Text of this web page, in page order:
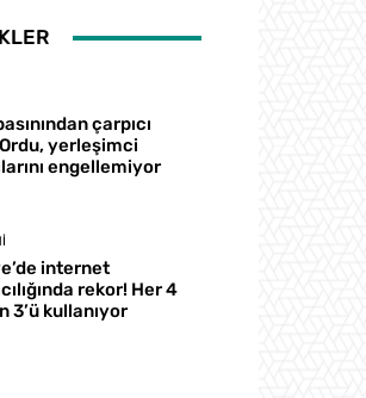
çarpıcı
yerleşimci
engellemiyor
internet
rekor! Her 4
3’ü kullanıyor